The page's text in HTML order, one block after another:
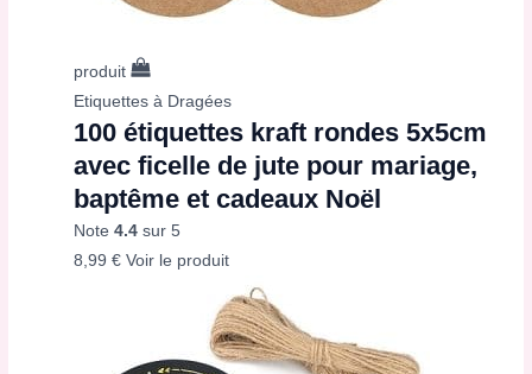
produit
Etiquettes à Dragées
100 étiquettes kraft rondes 5x5cm
avec ficelle de jute pour mariage,
baptême et cadeaux Noël
Note4.4 sur 5
8,99€ Voir le produit